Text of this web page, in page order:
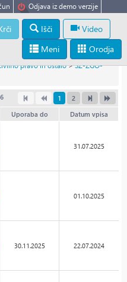
Odjava iz demo verzije
Išči
Video
Orodja
Meni
pravo in ostalo>SZ-ZGO-
1 2
Uporaba do
Datum vpisa
31.07.2025
01.10.2025
30.11.2025 22.07.2024